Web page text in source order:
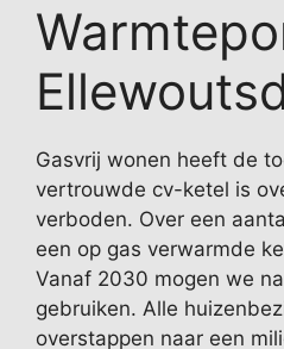
Gasvrij wonen heeft de
vertrouwde cv-ketel is
verboden. Over een
een op gas verwarmde
Vanaf 2030 mogen we
gebruiken. Alle
overstappen naar een